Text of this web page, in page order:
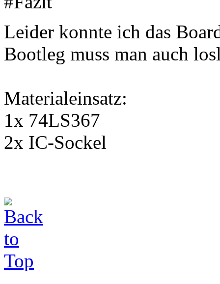
Leider konnte ich das
Bootleg muss man auch
Materialeinsatz:
1x 74LS367
2x IC-Sockel